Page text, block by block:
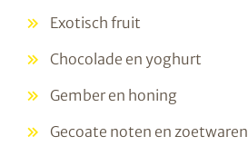
Exotisch fruit
Chocolade en yoghurt
Gember en honing
Gecoate noten en zoetwaren